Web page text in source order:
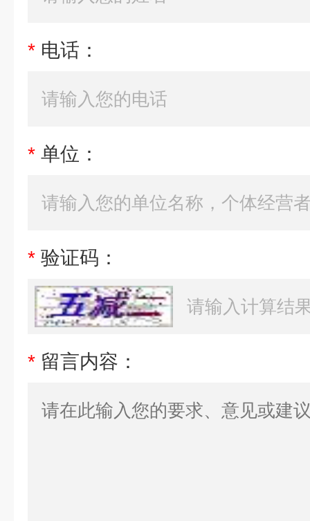
* 电话：
* 单位：
* 验证码：
* 留言内容：